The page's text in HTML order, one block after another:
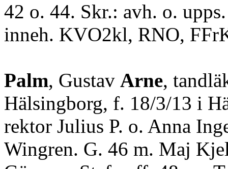
42 o. 44. Skr.: avh. o.
inneh. KVO2kl, RNO,
Palm, Gustav Arne,
Hälsingborg, f. 18/3/13 i
rektor Julius P. o. Anna
Wingren. G. 46 m. Maj